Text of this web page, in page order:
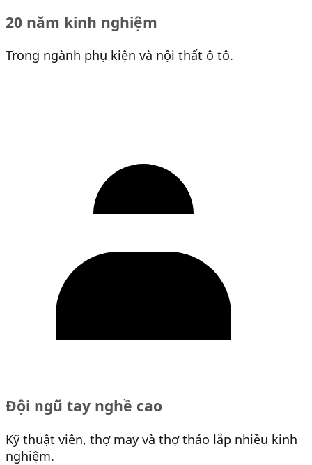
20 năm kinh nghiệm
Trong ngành phụ kiện và nội thất ô tô.
Đội ngũ tay nghề cao
Kỹ thuật viên, thợ may và thợ tháo lắp nhiều kinh
nghiệm.